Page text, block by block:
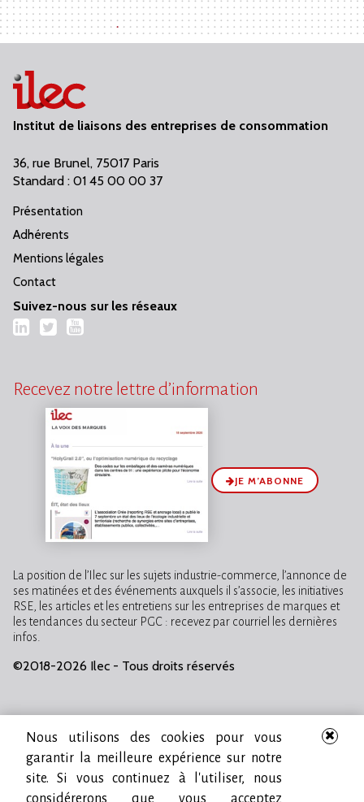
Institut de liaisons des entreprises de consommation
36, rue Brunel, 75017 Paris
Standard : 01 45 00 00 37
Présentation
Adhérents
Mentions légales
Contact
Suivez-nous sur les réseaux
LinkedIn
TwitterYouTube
Recevez notre lettre d’information
JE M’ABONNE
La position de l’Ilec sur les sujets industrie-commerce, l’annonce de
ses matinées et des événements auxquels il s’associe, les initiatives
RSE, les articles et les entretiens sur les entreprises de marques et
les tendances du secteur PGC : recevez par courriel les dernières
infos.
©2018-2026 Ilec - Tous droits réservés
Nous utilisons des cookies pour vous
garantir la meilleure expérience sur notre
site. Si vous continuez à l'utiliser, nous
considérerons que vous acceptez